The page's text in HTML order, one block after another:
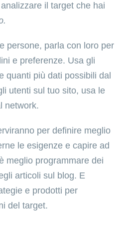
il target che hai
persone, parla con loro per
e preferenze. Usa gli
quanti più dati possibili dal
utenti sul tuo sito, usa le
network.
per definire meglio
le esigenze e capire ad
meglio programmare dei
articoli sul blog. E
e prodotti per
del target.